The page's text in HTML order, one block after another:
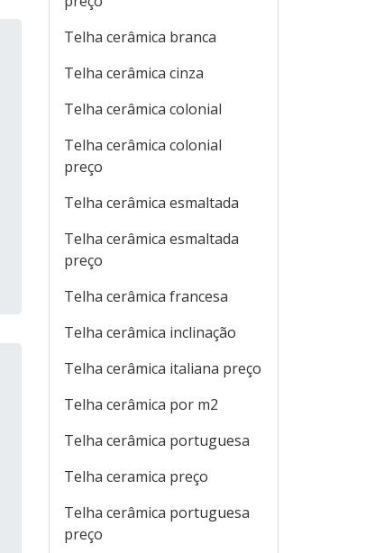
Telha cerâmica branca
Telha cerâmica cinza
Telha cerâmica colonial
Telha cerâmica colonial
preço
Telha cerâmica esmaltada
Telha cerâmica esmaltada
preço
Telha cerâmica francesa
Telha cerâmica inclinação
Telha cerâmica italiana preço
Telha cerâmica por m2
Telha cerâmica portuguesa
Telha ceramica preço
Telha cerâmica portuguesa
preço